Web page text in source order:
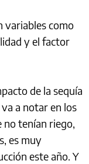
variables como
y el factor
de la sequía
a notar en los
no tenían riego,
es muy
este año. Y